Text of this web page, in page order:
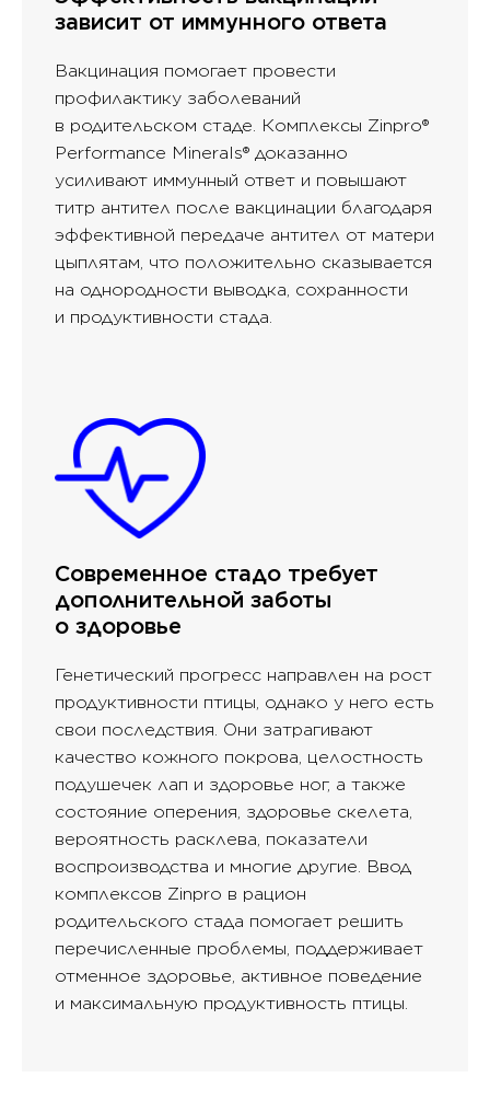
зависит от иммунного ответа
Вакцинация помогает провести
профилактику заболеваний
в родительском стаде. Комплексы Zinpro®
Performance Minerals® доказанно
усиливают иммунный ответ и повышают
титр антител после вакцинации благодаря
эффективной передаче антител от матери
цыплятам, что положительно сказывается
на однородности выводка, сохранности
и продуктивности стада.
Современное стадо требует
дополнительной заботы
о здоровье
Генетический прогресс направлен на рост
продуктивности птицы, однако у него есть
свои последствия. Они затрагивают
качество кожного покрова, целостность
подушечек лап и здоровье ног, а также
состояние оперения, здоровье скелета,
вероятность расклева, показатели
воспроизводства и многие другие. Ввод
комплексов Zinpro в рацион
родительского стада помогает решить
перечисленные проблемы, поддерживает
отменное здоровье, активное поведение
и максимальную продуктивность птицы.